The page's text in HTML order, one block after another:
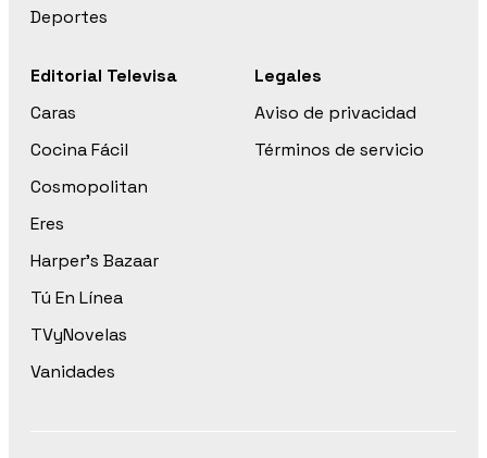
Deportes
Editorial Televisa
Caras
Cocina Fácil
Cosmopolitan
Eres
Harper’s Bazaar
Tú En Línea
TVyNovelas
Vanidades
Legales
Aviso de privacidad
Términos de servicio